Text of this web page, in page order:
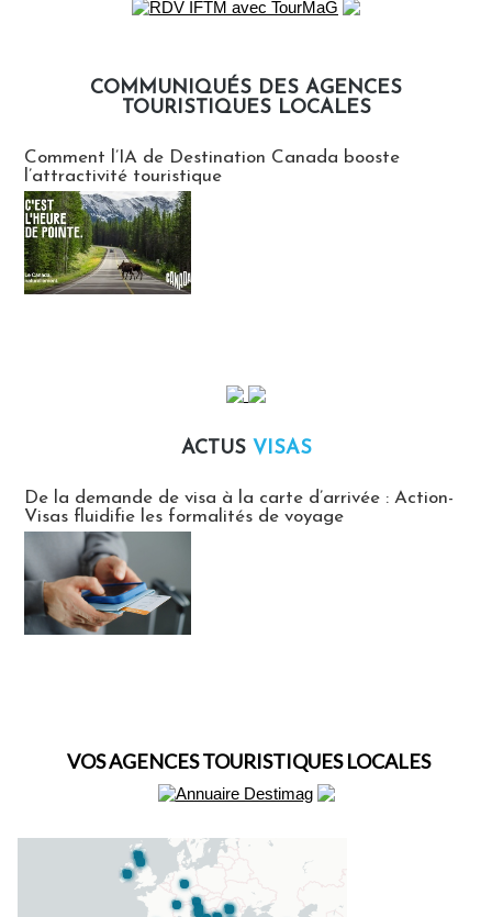
COMMUNIQUÉS DES AGENCES
TOURISTIQUES LOCALES
Comment l’IA de Destination Canada booste
l’attractivité touristique
ACTUS VISAS
De la demande de visa à la carte d’arrivée : Action-
Visas fluidifie les formalités de voyage
VOS AGENCES TOURISTIQUES LOCALES